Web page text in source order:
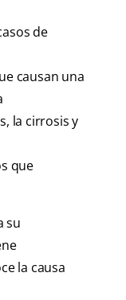
de
causan una
la cirrosis y
que
su
la causa